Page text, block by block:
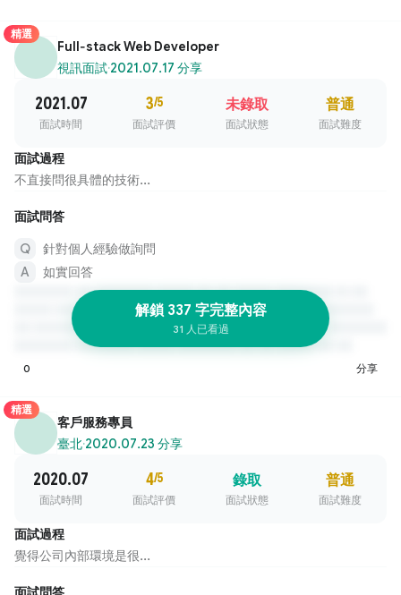
精選
Full-stack Web Developer
視訊面試·2021.07.17 分享
2021.07
面試時間
3/5
面試評價
未錄取
面試狀態
普通
面試難度
面試過程
不直接問很具體的技術...
面試問答
針對個人經驗做詢問
如實回答
解鎖 337 字完整內容
31 人已看過
0 分享
精選
客戶服務專員
臺北·2020.07.23 分享
2020.07
面試時間
4/5
面試評價
錄取
面試狀態
普通
面試難度
面試過程
覺得公司內部環境是很...
面試問答